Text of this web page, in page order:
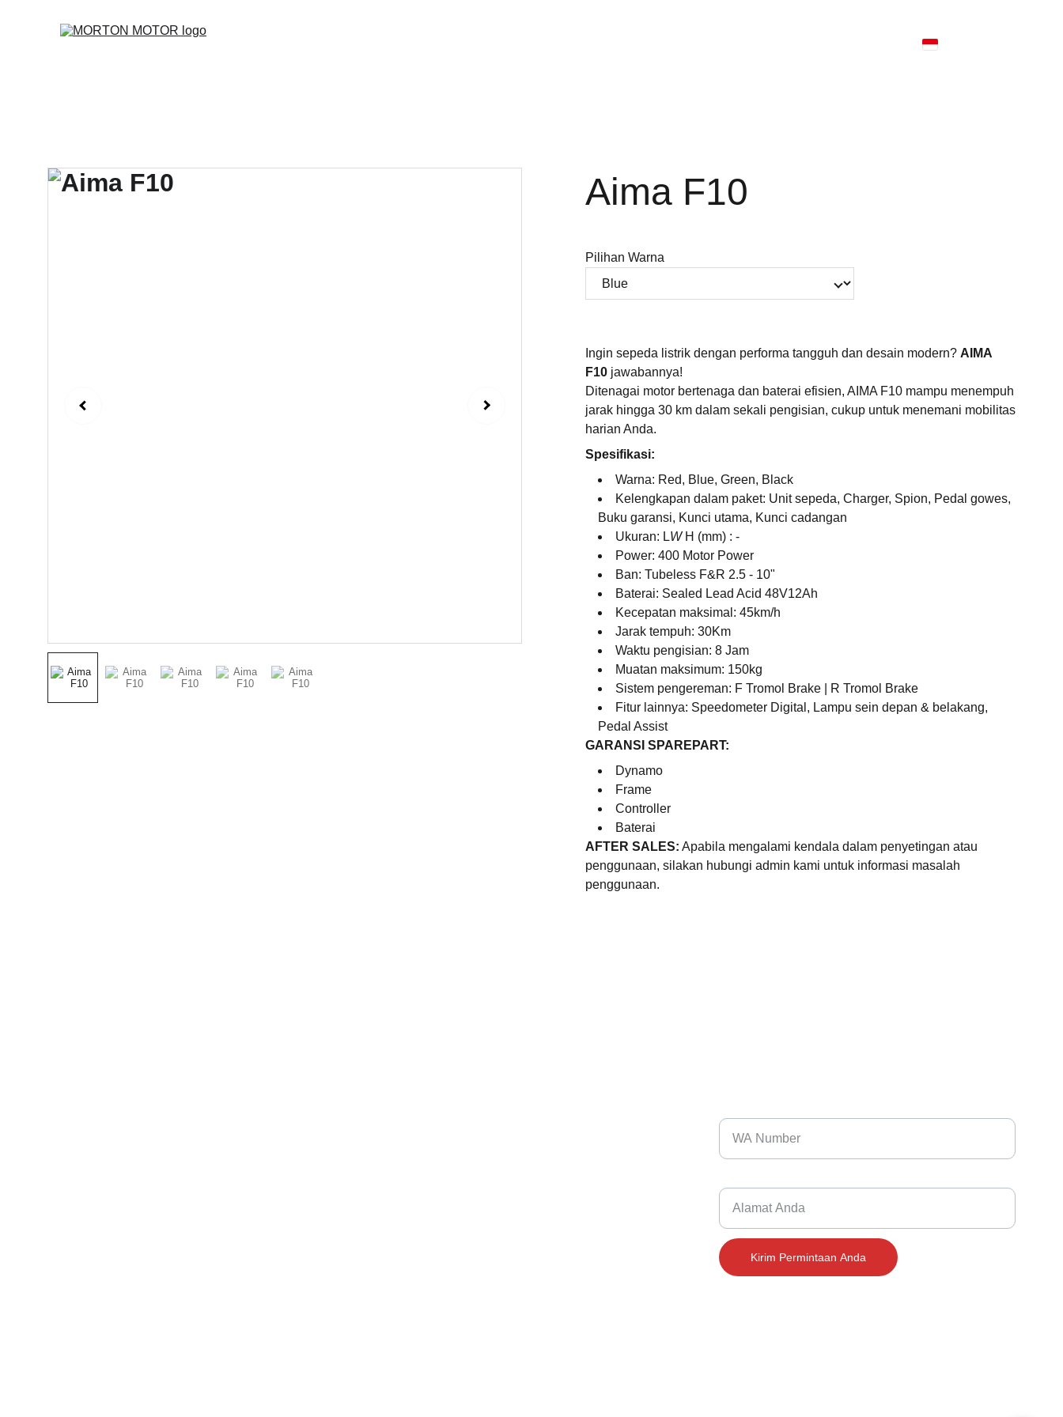
Aima F10
Pilihan Warna
Ingin sepeda listrik dengan performa tangguh dan desain modern? AIMA
F10 jawabannya!
Ditenagai motor bertenaga dan baterai efisien, AIMA F10 mampu menempuh
jarak hingga 30 km dalam sekali pengisian, cukup untuk menemani mobilitas
harian Anda.
Spesifikasi:
Warna: Red, Blue, Green, Black
Kelengkapan dalam paket: Unit sepeda, Charger, Spion, Pedal gowes,
Buku garansi, Kunci utama, Kunci cadangan
Ukuran: LW H (mm) : -
Power: 400 Motor Power
Ban: Tubeless F&R 2.5 - 10"
Baterai: Sealed Lead Acid 48V12Ah
Kecepatan maksimal: 45km/h
Jarak tempuh: 30Km
Waktu pengisian: 8 Jam
Muatan maksimum: 150kg
Sistem pengereman: F Tromol Brake | R Tromol Brake
Fitur lainnya: Speedometer Digital, Lampu sein depan & belakang,
Pedal Assist
GARANSI SPAREPART:
Dynamo
Frame
Controller
Baterai
AFTER SALES: Apabila mengalami kendala dalam penyetingan atau
penggunaan, silakan hubungi admin kami untuk informasi masalah
penggunaan.
Kirim Permintaan Anda